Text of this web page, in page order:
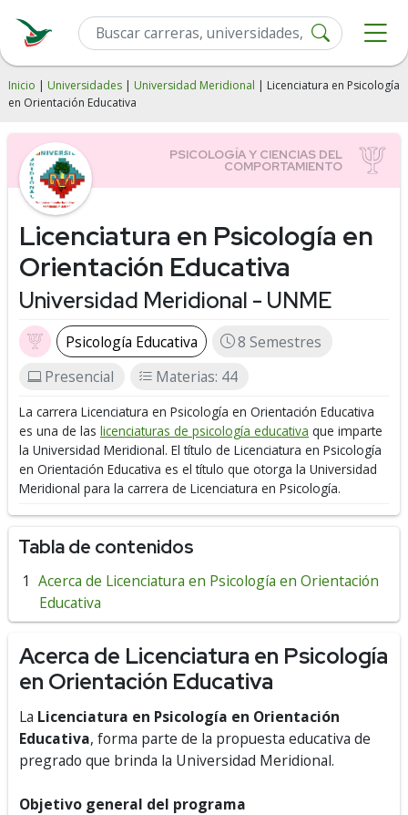
Inicio | Universidades | Universidad Meridional | Licenciatura en Psicología
en Orientación Educativa
Licenciatura en Psicología en
Orientación Educativa
Universidad Meridional - UNME
Psicología Educativa
8 Semestres
Presencial
Materias: 44
La carrera Licenciatura en Psicología en Orientación Educativa
es una de las licenciaturas de psicología educativa que imparte
la Universidad Meridional. El título de Licenciatura en Psicología
en Orientación Educativa es el título que otorga la Universidad
Meridional para la carrera de Licenciatura en Psicología.
Tabla de contenidos
Acerca de Licenciatura en Psicología en Orientación
Educativa
Acerca de Licenciatura en Psicología
en Orientación Educativa
La Licenciatura en Psicología en Orientación
Educativa, forma parte de la propuesta educativa de
pregrado que brinda la Universidad Meridional.
Objetivo general del programa